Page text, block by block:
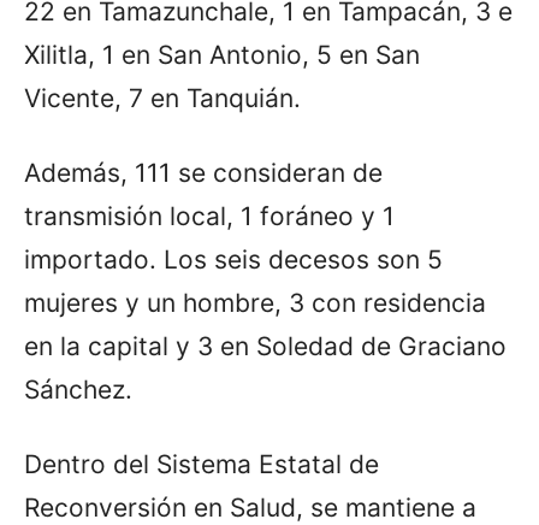
22 en Tamazunchale, 1 en Tampacán, 3 e
Xilitla, 1 en San Antonio, 5 en San
Vicente, 7 en Tanquián.
Además, 111 se consideran de
transmisión local, 1 foráneo y 1
importado. Los seis decesos son 5
mujeres y un hombre, 3 con residencia
en la capital y 3 en Soledad de Graciano
Sánchez.
Dentro del Sistema Estatal de
Reconversión en Salud, se mantiene a